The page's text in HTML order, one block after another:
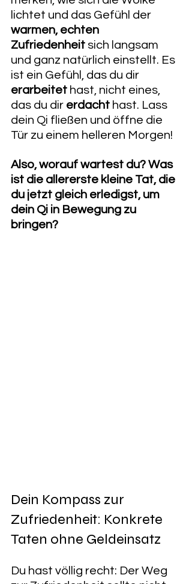
lichtet und das Gefühl der
warmen, echten
Zufriedenheit sich langsam
und ganz natürlich einstellt. Es
ist ein Gefühl, das du dir
erarbeitet hast, nicht eines,
das du dir erdacht hast. Lass
dein Qi fließen und öffne die
Tür zu einem helleren Morgen!
Also, worauf wartest du? Was
ist die allererste kleine Tat, die
du jetzt gleich erledigst, um
dein Qi in Bewegung zu
bringen?
Dein Kompass zur
Zufriedenheit: Konkrete
Taten ohne Geldeinsatz
​Du hast völlig recht: Der Weg